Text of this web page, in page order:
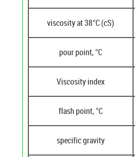
viscosity at 38°C (cS)
pour point, °C
Viscosity index
flash point, °C
specific gravity